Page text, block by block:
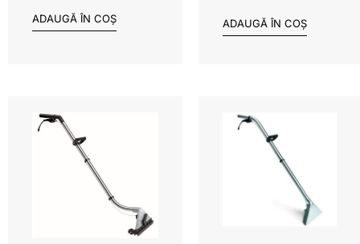
ADAUGĂ ÎN COȘ ADAUGĂ ÎN COȘ